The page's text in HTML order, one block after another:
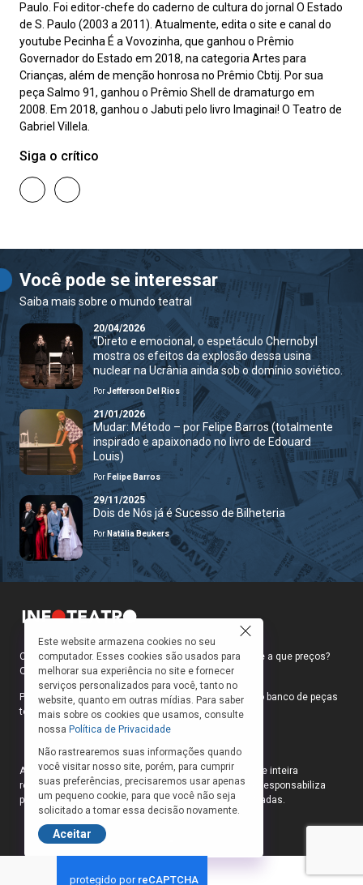
Paulo. Foi editor-chefe do caderno de cultura do jornal O Estado
de S. Paulo (2003 a 2011). Atualmente, edita o site e canal do
youtube Pecinha É a Vovozinha, que ganhou o Prêmio
Governador do Estado em 2018, na categoria Artes para
Crianças, além de menção honrosa no Prêmio Cbtij. Por sua
peça Salmo 91, ganhou o Prêmio Shell de dramaturgo em
2008. Em 2018, ganhou o Jabuti pelo livro Imaginai! O Teatro de
Gabriel Villela.
Siga o crítico
Você pode se interessar
Saiba mais sobre o mundo teatral
20/04/2026
“Direto e emocional, o espetáculo Chernobyl
mostra os efeitos da explosão dessa usina
nuclear na Ucrânia ainda sob o domínio soviético.
PorJefferson Del Rios
21/01/2026
Mudar: Método – por Felipe Barros (totalmente
inspirado e apaixonado no livro de Edouard
Louis)
Por Felipe Barros
29/11/2025
Dois de Nós já é Sucesso de Bilheteria
Por Natália Beukers
Como faço para ir ao teatro? Onde compro ingressos e a que preços?
Quais peças estão em cartaz?
Para responder a essas e outras perguntas, criamos o banco de peças
teatrais do INFOTEATRO.
As informações das peças cadastradas no site são de inteira
responsabilidade das produções. O Infoteatro não se responsabiliza
pela atualização das informações das peças cadastradas.
Este website armazena cookies no seu
computador. Esses cookies são usados para
melhorar sua experiência no site e fornecer
serviços personalizados para você, tanto no
website, quanto em outras mídias. Para saber
mais sobre os cookies que usamos, consulte
nossa Política de Privacidade
Não rastrearemos suas informações quando
você visitar nosso site, porém, para cumprir
suas preferências, precisaremos usar apenas
um pequeno cookie, para que você não seja
solicitado a tomar essa decisão novamente.
Aceitar